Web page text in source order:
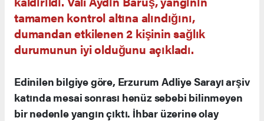
tamamen kontrol altına alındığını,
dumandan etkilenen 2 kişinin sağlık
durumunun iyi olduğunu açıkladı.
Edinilen bilgiye göre, Erzurum Adliye Sarayı arşiv
katında mesai sonrası henüz sebebi bilinmeyen
bir nedenle yangın çıktı. İhbar üzerine olay